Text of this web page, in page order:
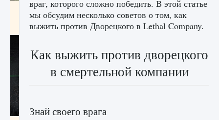
Как заработать медали лиги Clash of Clans
9 августа 2024 2 599 0 1
враг, которого сложно победить. В этой статье
мы обсудим несколько советов о том, как
выжить против Дворецкого в Lethal Company.
Как выжить против дворецкого
в смертельной компании
Знай своего врага